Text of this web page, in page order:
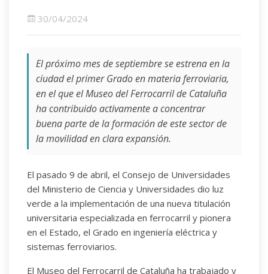
30/04/2024
El próximo mes de septiembre se estrena en la
ciudad el primer Grado en materia ferroviaria,
en el que el Museo del Ferrocarril de Cataluña
ha contribuido activamente a concentrar
buena parte de la formación de este sector de
la movilidad en clara expansión.
El pasado 9 de abril, el Consejo de Universidades
del Ministerio de Ciencia y Universidades dio luz
verde a la implementación de una nueva titulación
universitaria especializada en ferrocarril y pionera
en el Estado, el Grado en ingeniería eléctrica y
sistemas ferroviarios.
El Museo del Ferrocarril de Cataluña ha trabajado y